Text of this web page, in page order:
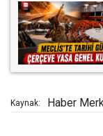
Kaynak: Haber